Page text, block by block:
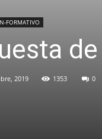
FORMATIVO
2019 1353 0